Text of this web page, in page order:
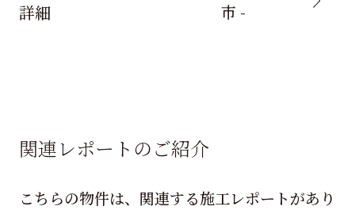
詳細
市 -
関連レポートのご紹介
こちらの物件は、関連する施工レポートがあり